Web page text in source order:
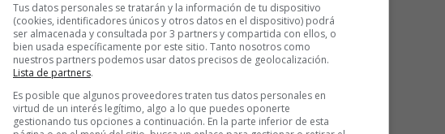
Tus datos personales se tratarán y la información de tu dispositivo
(cookies, identificadores únicos y otros datos en el dispositivo) podrá
ser almacenada y consultada por 3 partners y compartida con ellos, o
bien usada específicamente por este sitio. Tanto nosotros como
nuestros partners podemos usar datos precisos de geolocalización.
Lista de partners.
Es posible que algunos proveedores traten tus datos personales en
virtud de un interés legítimo, algo a lo que puedes oponerte
gestionando tus opciones a continuación. En la parte inferior de esta